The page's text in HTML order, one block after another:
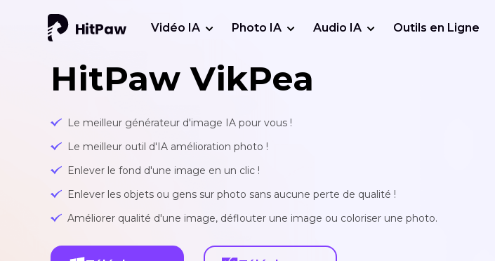
Vidéo IA Photo IA Audio IA Outils en Ligne
HitPaw VikPea
Le meilleur générateur d'image IA pour vous !
Le meilleur outil d'IA amélioration photo !
Enlever le fond d'une image en un clic !
Enlever les objets ou gens sur photo sans aucune perte de qualité !
Améliorer qualité d'une image, déflouter une image ou coloriser une photo.